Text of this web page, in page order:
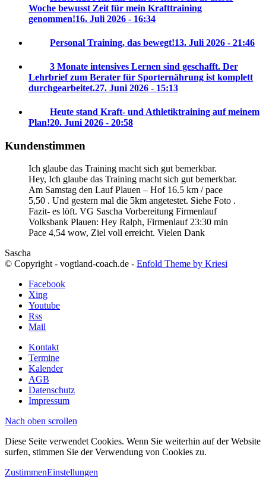
Woche bewusst Zeit für mein Krafttraining
genommen!16. Juli 2026 - 16:34
Personal Training, das bewegt!13. Juli 2026 - 21:46
3 Monate intensives Lernen sind geschafft. Der
Lehrbrief zum Berater für Sporternährung ist komplett
durchgearbeitet.27. Juni 2026 - 15:13
Heute stand Kraft- und Athletiktraining auf meinem
Plan!20. Juni 2026 - 20:58
Kundenstimmen
Ich glaube das Training macht sich gut bemerkbar.
Hey, Ich glaube das Training macht sich gut bemerkbar.
Am Samstag den Lauf Plauen – Hof 16.5 km / pace
5,50 . Und gestern mal die 5km angetestet. Siehe Foto .
Fazit- es löft. VG Sascha Vorbereitung Firmenlauf
Volksbank Plauen: Hey Ralph, Firmenlauf 23:30 min
Pace 4,54 wow, Ziel voll erreicht. Vielen Dank
Sascha
© Copyright - vogtland-coach.de - Enfold Theme by Kriesi
Facebook
Xing
Youtube
Rss
Mail
Kontakt
Termine
Kalender
AGB
Datenschutz
Impressum
Nach oben scrollen
Diese Seite verwendet Cookies. Wenn Sie weiterhin auf der Website
surfen, stimmen Sie der Verwendung von Cookies zu.
ZustimmenEinstellungen